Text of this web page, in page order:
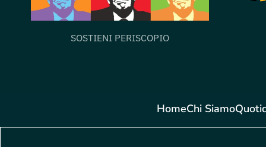
SOSTIENI PERISCOPIO
HomeChi Siamo